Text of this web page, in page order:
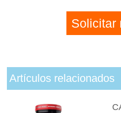
Solicitar
Artículos relacionados